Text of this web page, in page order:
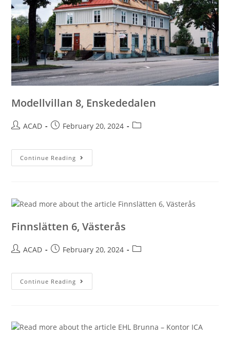
Modellvillan 8, Enskededalen
ACAD February 20, 2024
Continue Reading
Finnslätten 6, Västerås
ACAD February 20, 2024
Continue Reading